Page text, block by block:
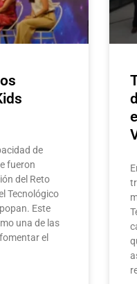
de
fueron
del Reto
Tecnológico
Este
una de las
el